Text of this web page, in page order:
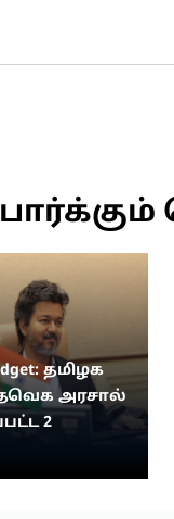
தமிழக
தவெக அரசால்
2